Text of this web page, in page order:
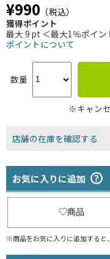
¥990 （税込）
獲得ポイント
最大 9 pt ＜最大1％ポイン
ポイントについて
数量
※キャン
店舗の在庫を確認する
お気に入りに追加
商品
※商品をお気に入りに追加すると